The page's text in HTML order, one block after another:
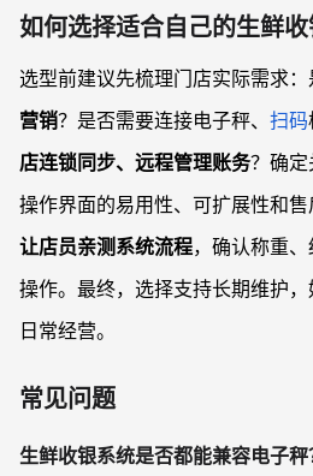
如何选择适合自己的生鲜收
选型前建议先梳理门店实际需求
营销？是否需要连接电子秤、 扫码
店连锁同步、远程管理账务？确
操作界面的易用性、可扩展性和
让店员亲测系统流程，确认称重
操作。最终，选择支持长期维护
日常经营。
常见问题
生鲜收银系统是否都能兼容电子秤